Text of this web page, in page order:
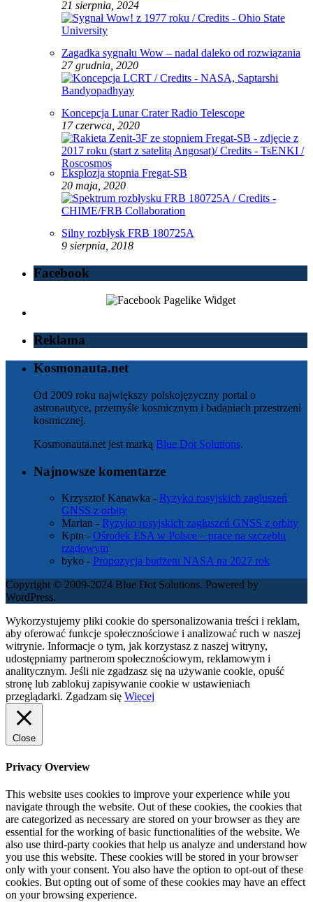
21 sierpnia, 2024
Zagadka sygnału Wow – nadal daleko od rozwiązania
27 grudnia, 2020
Koncepcja Lunar Crater Radio Telescope
17 czerwca, 2020
Eksplozja stopnia Fregat-SB
20 maja, 2020
Silny rozbłysk FRB 180725A
9 sierpnia, 2018
Facebook
Reklama
Kosmonauta.net
Od 2009 roku największy polskojęzyczny portal o
astronautyce, przemyśle kosmicznym i badaniach przestrzeni
kosmicznej.
Kosmonauta.net jest marką Blue Dot Solutions.
Najnowsze komentarze
Krzysztof Kanawka - Ryzyko rosyjskich zagłuszeń
GNSS z orbity
Marian - Ryzyko rosyjskich zagłuszeń GNSS z orbity
Kptn - Ośrodek ESA w Polsce – prace na szczeblu
rządowym
byko - Propozycja budżetu NASA na 2027 rok
Copyright © 2009-2024 Blue Dot Solutions. Powered by
WordPress.
Wykorzystujemy pliki cookie do spersonalizowania treści i reklam,
aby oferować funkcje społecznościowe i analizować ruch w naszej
witrynie. Informacje o tym, jak korzystasz z naszej witryny,
udostępniamy partnerom społecznościowym, reklamowym i
analitycznym. Jeśli nie zgadzasz się na używanie cookie, opuść
stronę lub zablokuj zapisywanie cookie w ustawieniach
przeglądarki. Zgadzam się Więcej
Close
Privacy Overview
This website uses cookies to improve your experience while you
navigate through the website. Out of these cookies, the cookies that
are categorized as necessary are stored on your browser as they are
essential for the working of basic functionalities of the website. We
also use third-party cookies that help us analyze and understand how
you use this website. These cookies will be stored in your browser
only with your consent. You also have the option to opt-out of these
cookies. But opting out of some of these cookies may have an effect
on your browsing experience.